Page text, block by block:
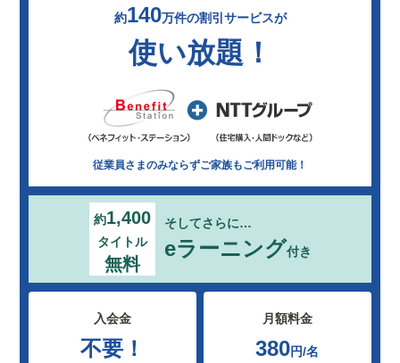
約140万件の割引サービスが
使い放題！
従業員さまのみならずご家族もご利用可能！
約1,400
タイトル
無料
そしてさらに…
eラーニング付き
入会金
不要！
月額料金
380円/名